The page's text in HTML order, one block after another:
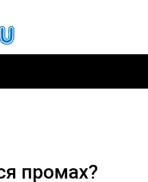
промах?